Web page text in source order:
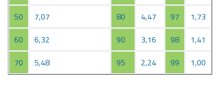
50
7,07 80 4,47 97
1,73
60
6,32 90 3,16 98
1,41
70
5,48 95 2,24 99 1,00